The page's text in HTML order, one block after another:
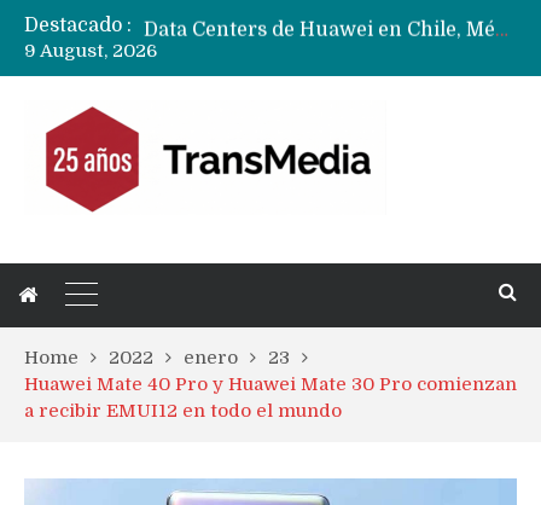
Destacado :
9 August, 2026
Home 2022 enero
23
Huawei Mate 40 Pro y Huawei Mate 30 Pro comienzan
a recibir EMUI12 en todo el mundo